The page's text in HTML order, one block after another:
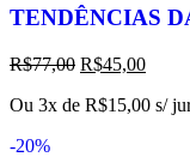
TENDÊNCIAS
R$77,00 R$45,00
Ou 3x de R$15,00 s/
-20%